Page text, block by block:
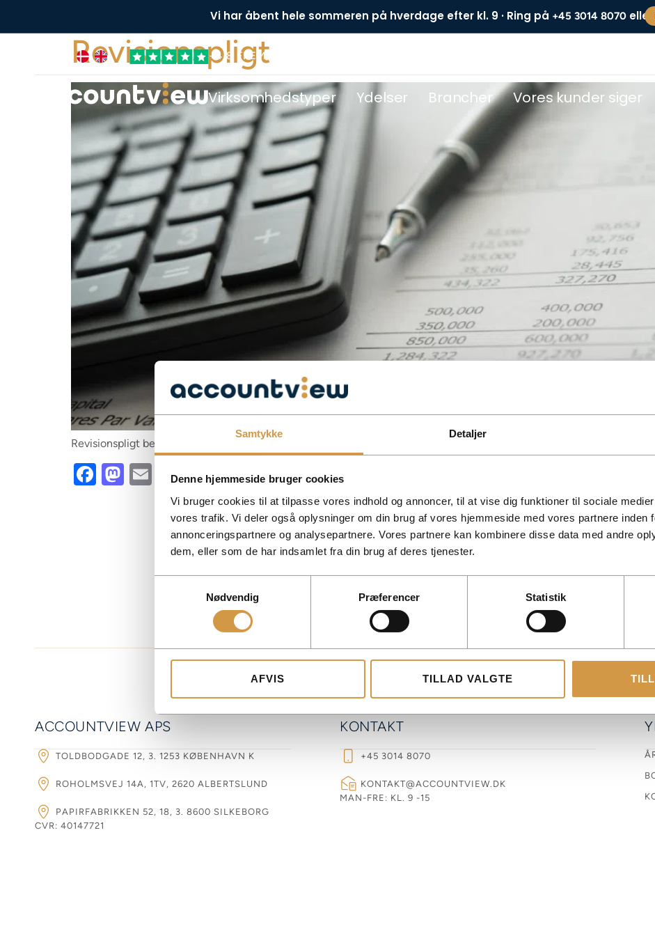
Samtykke Detaljer
Denne hjemmeside bruger cookies
Vi bruger cookies til at tilpasse vores indhold og annoncer, til at vise dig funktioner til sociale
vores trafik. Vi deler også oplysninger om din brug af vores hjemmeside med vores partnere inden
annonceringspartnere og analysepartnere. Vores partnere kan kombinere disse data med andre
dem, eller som de har indsamlet fra din brug af deres tjenester.
Nødvendig
Præferencer Statistik
AFVIS TILLAD VALGTE
Vi har åbent hele sommeren på hverdage efter kl. 9 · Ring på +45 3014 8070eller
+4,8 FREMRAGENDE
Virksomhedstyper Ydelser Brancher Vores kunder siger
Revisionspligt
Revisionspligt betyder, at en revisor skal gennemgå og erklære dit regnskab. Se hvornår din virksomhed er omfattet.
Facebook
Mastodon
Email
Share
ACCOUNTVIEW APS
TOLDBODGADE 12, 3. 1253 KØBENHAVN K
ROHOLMSVEJ 14A, 1TV, 2620 ALBERTSLUND
PAPIRFABRIKKEN 52, 18, 3. 8600 SILKEBORG
CVR: 40147721
KONTAKT
+45 3014 8070
KONTAKT@ACCOUNTVIEW.DK
MAN-FRE: KL. 9 -15